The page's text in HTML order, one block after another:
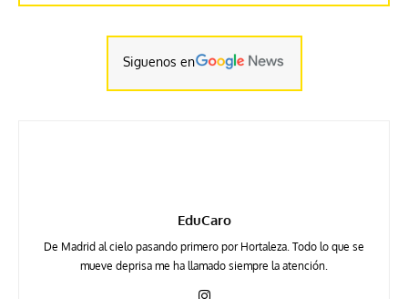
Siguenos en
EduCaro
De Madrid al cielo pasando primero por Hortaleza. Todo lo que se
mueve deprisa me ha llamado siempre la atención.